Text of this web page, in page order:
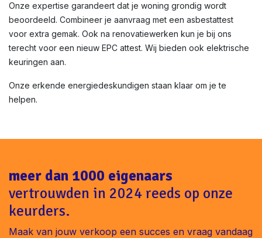
Onze expertise garandeert dat je woning grondig wordt
beoordeeld. Combineer je aanvraag met een asbestattest
voor extra gemak. Ook na renovatiewerken kun je bij ons
terecht voor een nieuw EPC attest. Wij bieden ook elektrische
keuringen aan.
Onze erkende energiedeskundigen staan klaar om je te
helpen.
meer dan 1000 eigenaars
vertrouwden in 2024 reeds op onze
keurders.
Maak van jouw verkoop een succes en vraag vandaag